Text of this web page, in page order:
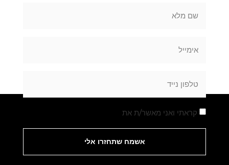
קראתי ואני מאשר/ת את
אשמח שתחזרו אלי